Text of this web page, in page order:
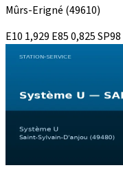
Mûrs-Erigné (49610)
E10 1,929 E850,825SP98